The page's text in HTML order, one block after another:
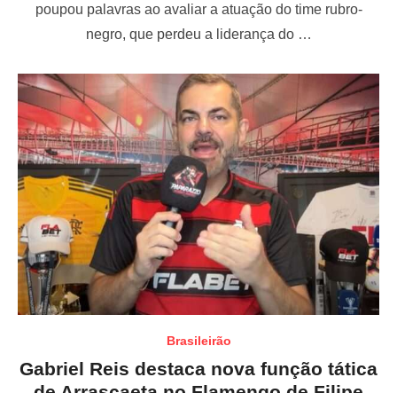
e
d
poupou palavras ao avaliar a atuação do time rubro-
negro, que perdeu a liderança do …
Brasileirão
Gabriel Reis destaca nova função tática